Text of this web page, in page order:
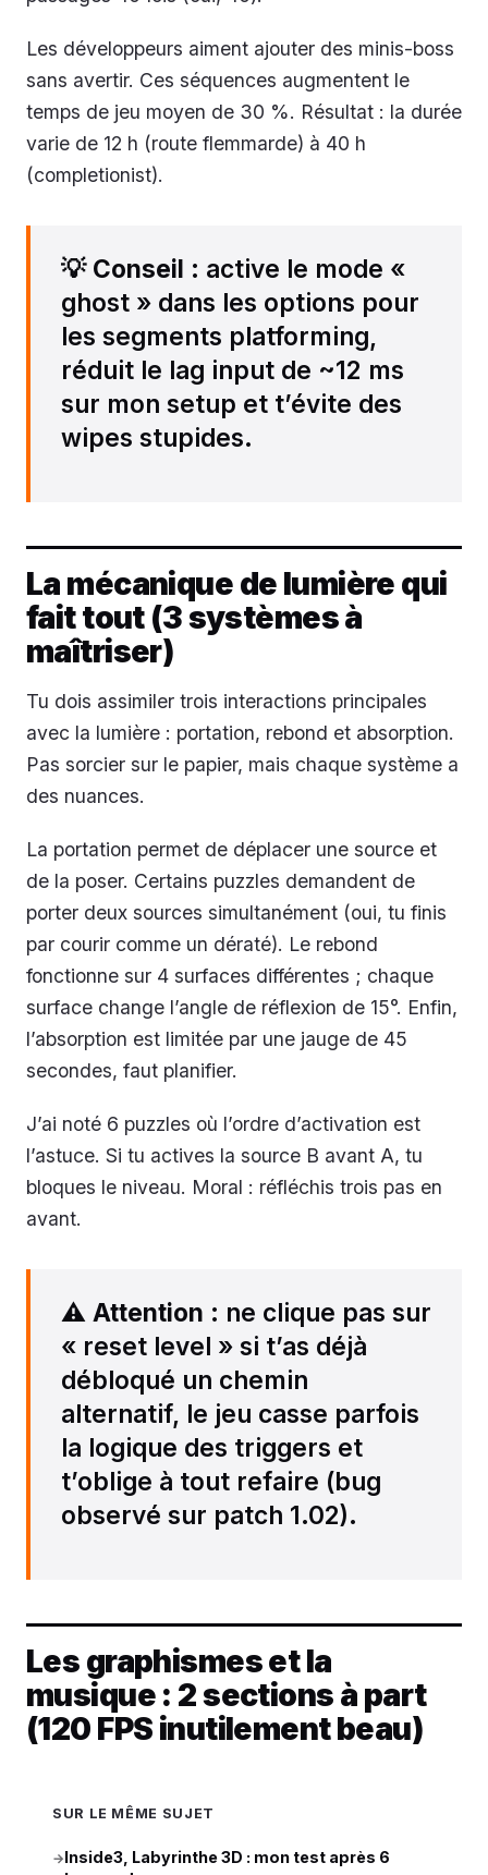
Les développeurs aiment ajouter des minis-boss
sans avertir. Ces séquences augmentent le
temps de jeu moyen de 30 %. Résultat : la durée
varie de 12 h (route flemmarde) à 40 h
(completionist).
💡 Conseil : active le mode «
ghost » dans les options pour
les segments platforming,
réduit le lag input de ~12 ms
sur mon setup et t’évite des
wipes stupides.
La mécanique de lumière qui
fait tout (3 systèmes à
maîtriser)
Tu dois assimiler trois interactions principales
avec la lumière : portation, rebond et absorption.
Pas sorcier sur le papier, mais chaque système a
des nuances.
La portation permet de déplacer une source et
de la poser. Certains puzzles demandent de
porter deux sources simultanément (oui, tu finis
par courir comme un dératé). Le rebond
fonctionne sur 4 surfaces différentes ; chaque
surface change l’angle de réflexion de 15°. Enfin,
l’absorption est limitée par une jauge de 45
secondes, faut planifier.
J’ai noté 6 puzzles où l’ordre d’activation est
l’astuce. Si tu actives la source B avant A, tu
bloques le niveau. Moral : réfléchis trois pas en
avant.
⚠️ Attention : ne clique pas sur
« reset level » si t’as déjà
débloqué un chemin
alternatif, le jeu casse parfois
la logique des triggers et
t’oblige à tout refaire (bug
observé sur patch 1.02).
Les graphismes et la
musique : 2 sections à part
(120 FPS inutilement beau)
SUR LE MÊME SUJET
→Inside3, Labyrinthe 3D : mon test après 6